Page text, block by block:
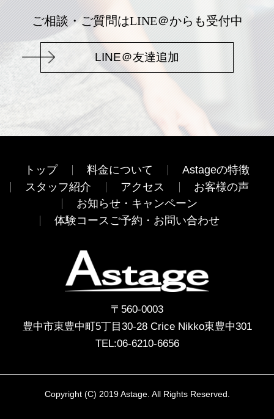
ご相談・ご質問はLINE＠からも受付中
LINE＠友達追加
トップ 料金について
Astageの特徴
スタッフ紹介
アクセス
お客様の声
お知らせ・キャンペーン
体験コースご予約・お問い合わせ
〒560-0003
豊中市東豊中町5丁目30-28 Crice Nikko東豊中301
TEL:06-6210-6656
Copyright (C) 2019 Astage. All Rights Reserved.